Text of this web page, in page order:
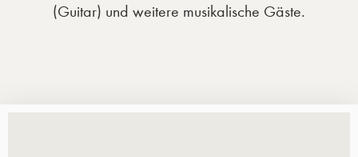
(Guitar) und weitere musikalische Gäste.